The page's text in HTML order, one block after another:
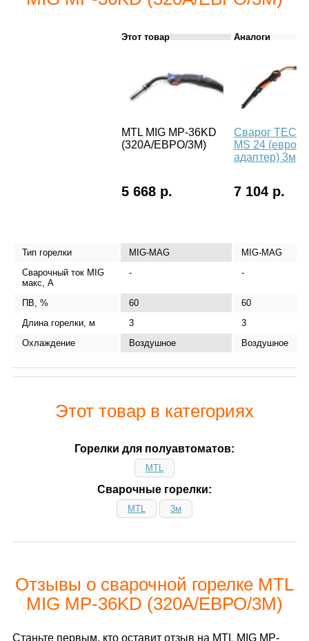
Этот товар Аналоги
MTL MIG MP-36KD
(320А/ЕВРО/3М)
Сварог TECH
MS 24 (евро
адаптер) 3м
5 668 р. 7 104 р.
Тип горелки MIG-MAG
MIG-MAG
Сварочный ток MIG
макс, А
- -
ПВ, % 60
60
Длина горелки, м
3
3
Охлаждение
Воздушное Воздушное
Этот товар в категориях
Горелки для полуавтоматов:
MTL
Сварочные горелки:
MTL 3м
Отзывы о сварочной горелке MTL
MIG MP-36KD (320А/ЕВРО/3М)
Станьте первым, кто оставит отзыв на MTL MIG MP-